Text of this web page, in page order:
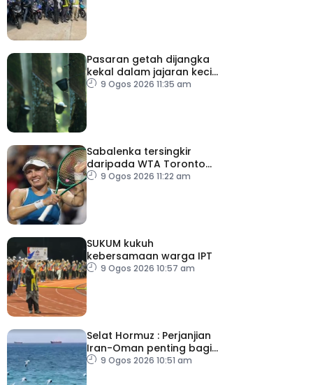
Pasaran getah dijangka
kekal dalam jajaran kecil
minggu depan
9 Ogos 2026 11:35 am
Sabalenka tersingkir
daripada WTA Toronto
Masters
9 Ogos 2026 11:22 am
SUKUM kukuh
kebersamaan warga IPT
9 Ogos 2026 10:57 am
Selat Hormuz : Perjanjian
Iran-Oman penting bagi
tamatkan konflik
9 Ogos 2026 10:51 am